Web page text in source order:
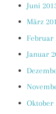
Juni
März
Februar
Januar
Oktober